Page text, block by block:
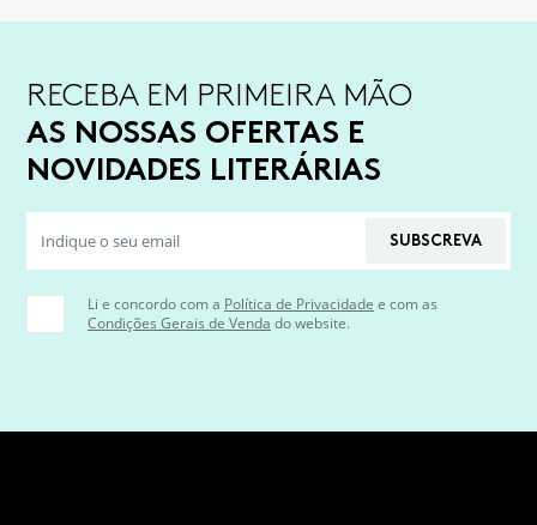
RECEBA EM PRIMEIRA MÃO
AS NOSSAS OFERTAS E
NOVIDADES LITERÁRIAS
SUBSCREVA
Li e concordo com a Política de Privacidade e com as
Condições Gerais de Venda do website.